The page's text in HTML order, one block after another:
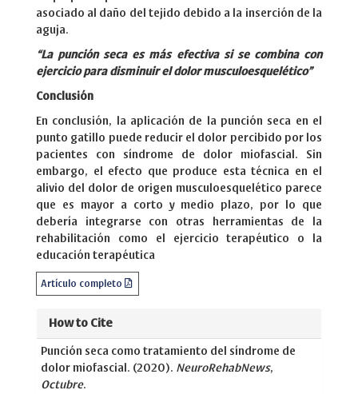
asociado al daño del tejido debido a la inserción de la
aguja.
“La punción seca es más efectiva si se combina con
ejercicio para disminuir el dolor musculoesquelético”
Conclusión
En conclusión, la aplicación de la punción seca en el
punto gatillo puede reducir el dolor percibido por los
pacientes con síndrome de dolor miofascial. Sin
embargo, el efecto que produce esta técnica en el
alivio del dolor de origen musculoesquelético parece
que es mayor a corto y medio plazo, por lo que
debería integrarse con otras herramientas de la
rehabilitación como el ejercicio terapéutico o la
educación terapéutica
Artículo completo
How to Cite
Punción seca como tratamiento del síndrome de
dolor miofascial. (2020). NeuroRehabNews,
Octubre.